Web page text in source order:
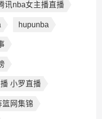
讯nba女主播直播
hupunba
小罗直播
篮网集锦